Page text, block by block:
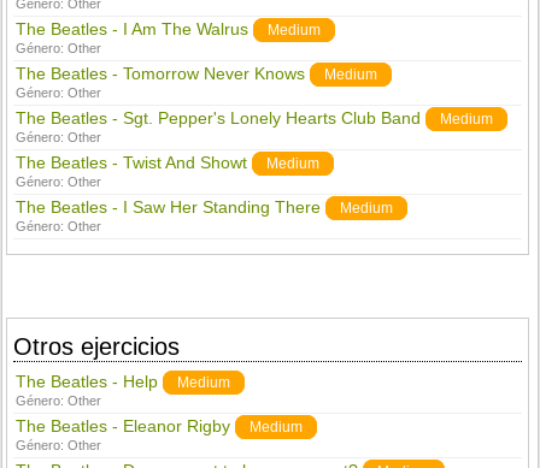
Género:Other
The Beatles - I Am The Walrus Medium
Género:Other
The Beatles - Tomorrow Never Knows Medium
Género:Other
The Beatles - Sgt. Pepper's Lonely Hearts Club Band Medium
Género:Other
The Beatles - Twist And Showt Medium
Género:Other
The Beatles - I Saw Her Standing There Medium
Género:Other
Otros ejercicios
The Beatles - Help Medium
Género:Other
The Beatles - Eleanor Rigby Medium
Género:Other